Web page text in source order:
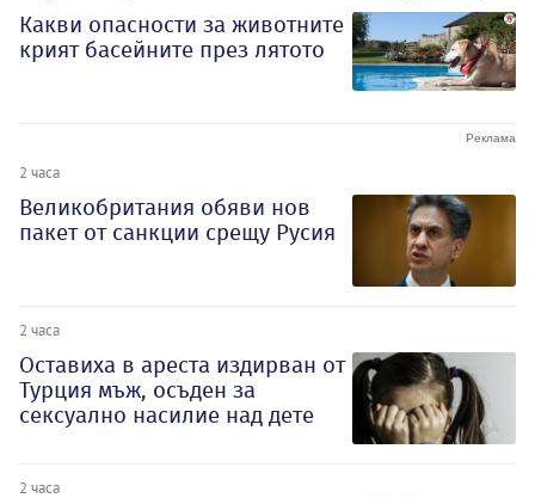
Какви опасности за животните
крият басейните през лятото
2 часа
Великобритания обяви нов
пакет от санкции срещу Русия
2 часа
Оставиха в ареста издирван от
Турция мъж, осъден за
сексуално насилие над дете
2 часа